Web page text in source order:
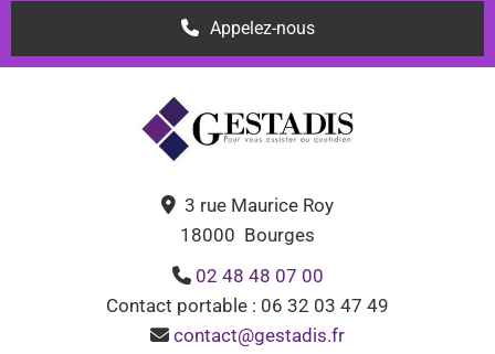
Appelez-nous
 3 rue Maurice Roy
18000 Bourges
 02 48 48 07 00
Contact portable : 06 32 03 47 49
 contact@gestadis.fr